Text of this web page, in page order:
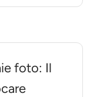
foto: Il